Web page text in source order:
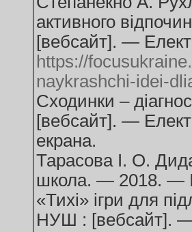
активного
[вебсайт]. —
https://
naykrashchi-idei-
Сходинки –
[вебсайт]. —
екрана.
Тарасова І. О.
школа. — 2018.
«Тихі» ігри для
НУШ : [вебсайт]. —